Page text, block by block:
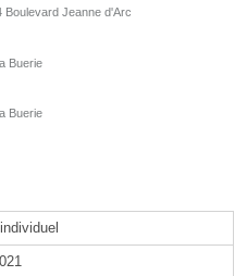
Boulevard Jeanne d'Arc
Buerie
Buerie